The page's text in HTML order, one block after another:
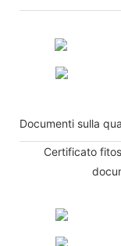
Documenti sulla
Certificato